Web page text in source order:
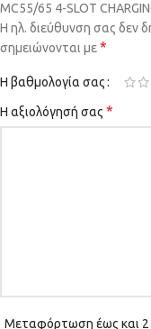
MC55/65 4-SLOT
Η ηλ. διεύθυνση σας δεν
σημειώνονται με*
Η βαθμολογία σας
Η αξιολόγησή σας *
Μεταφόρτωση έως και 2